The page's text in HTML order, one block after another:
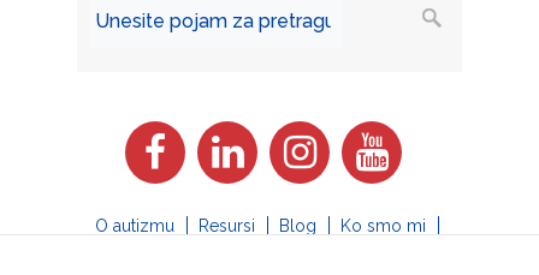
O autizmu Resursi Blog
Ko smo mi